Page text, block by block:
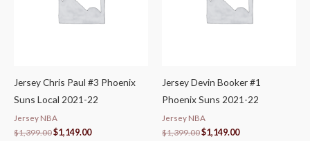
Jersey Chris Paul #3 Phoenix
Suns Local 2021-22
Jersey NBA
$1,399.00$1,149.00
Jersey Devin Booker #1
Phoenix Suns 2021-22
Jersey NBA
$1,399.00$1,149.00